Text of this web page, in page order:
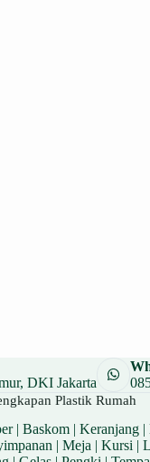
DKI Jakarta
Plastik Rumah
| Baskom| Keranjang|
| Meja | Kursi |